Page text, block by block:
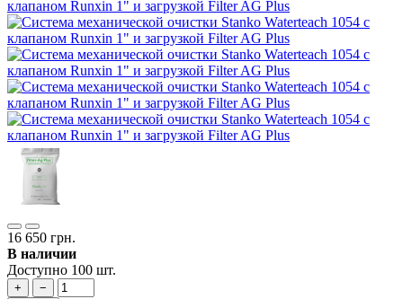
16 650 грн.
В наличии
Доступно 100 шт.
+
−